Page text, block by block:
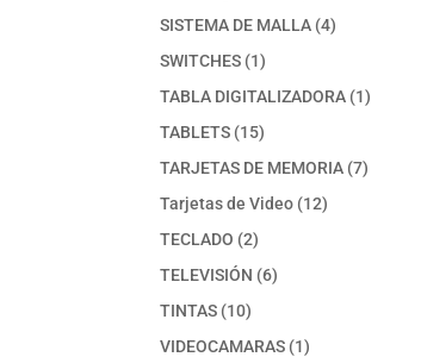
productos
SISTEMA DE MALLA 44
SWITCHES 11
producto
TABLA DIGITALIZADORA 11
TABLETS 1515
productos
TARJETAS DE MEMORIA 77
Tarjetas de Video 1212
TECLADO 22
productos
TELEVISIÓN 66
TINTAS 1010
productos
VIDEOCAMARAS 11